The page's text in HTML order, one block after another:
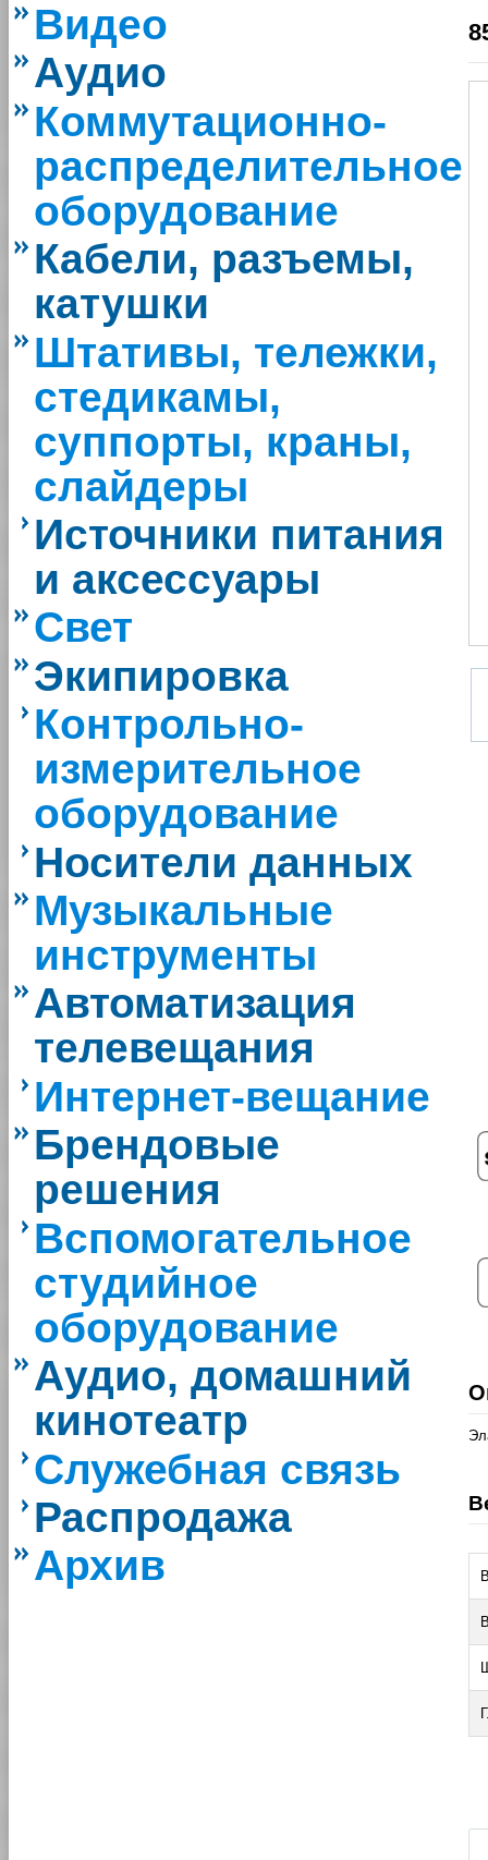
Видео
Аудио
Коммутационно-
распределительное
оборудование
Кабели, разъемы,
катушки
Штативы, тележки,
стедикамы,
суппорты, краны,
слайдеры
Источники питания
и аксессуары
Свет
Экипировка
Контрольно-
измерительное
оборудование
Носители данных
Музыкальные
инструменты
Автоматизация
телевещания
Интернет-вещание
Брендовые
решения
Вспомогательное
студийное
оборудование
Аудио, домашний
кинотеатр
Служебная связь
Распродажа
Архив